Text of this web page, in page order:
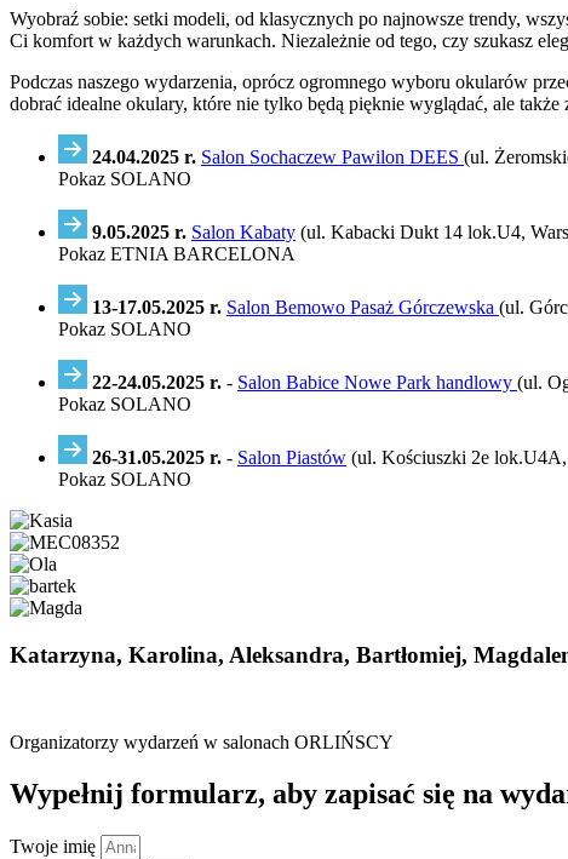
Wyobraź sobie: setki modeli, od klasycznych po najnowsze trendy,
Ci komfort w każdych warunkach. Niezależnie od tego, czy szukasz
Podczas naszego wydarzenia, oprócz ogromnego wyboru okularów
dobrać idealne okulary, które nie tylko będą pięknie wyglądać, ale
24.04.2025 r. Salon Sochaczew Pawilon DEES (ul.
Pokaz SOLANO
9.05.2025 r. Salon Kabaty (ul. Kabacki Dukt 14 lok.U4,
Pokaz ETNIA BARCELONA
13-17.05.2025 r. Salon Bemowo Pasaż Górczewska (ul.
Pokaz SOLANO
22-24.05.2025 r. - Salon Babice Nowe Park handlowy (ul.
Pokaz SOLANO
26-31.05.2025 r. - Salon Piastów (ul. Kościuszki 2e
Pokaz SOLANO
Katarzyna, Karolina, Aleksandra, Bartłomiej,
Organizatorzy wydarzeń w salonach ORLIŃSCY
Wypełnij formularz, aby zapisać się na
Twoje imię